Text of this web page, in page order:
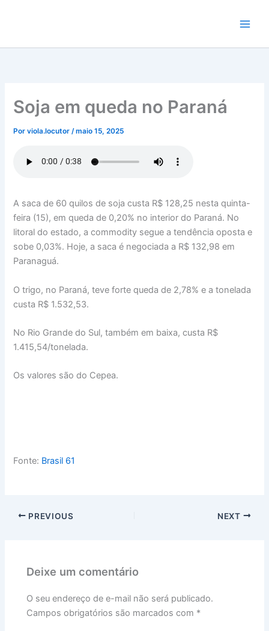
conteúdo
Soja em queda no Paraná
Porviola.locutor/maio 15, 2025
A saca de 60 quilos de soja custa R$ 128,25 nesta quinta-
feira (15), em queda de 0,20% no interior do Paraná. No
litoral do estado, a commodity segue a tendência oposta e
sobe 0,03%. Hoje, a saca é negociada a R$ 132,98 em
Paranaguá.
O trigo, no Paraná, teve forte queda de 2,78% e a tonelada
custa R$ 1.532,53.
No Rio Grande do Sul, também em baixa, custa R$
1.415,54/tonelada.
Os valores são do Cepea.
Fonte: Brasil 61
PREVIOUS NEXT
Deixe um comentário
O seu endereço de e-mail não será publicado.
Campos obrigatórios são marcados com *